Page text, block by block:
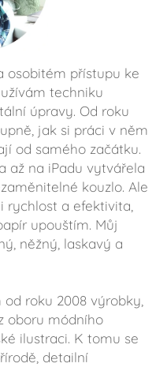
osobitém přístupu ke
techniku
úpravy. Od roku
jak si práci v něm
od samého začátku.
až na iPadu vytvářela
kouzlo. Ale
rychlost a efektivita,
upouštím. Můj
něžný, laskavý a
roku 2008 výrobky,
oboru módního
ilustraci. K tomu se
detailní